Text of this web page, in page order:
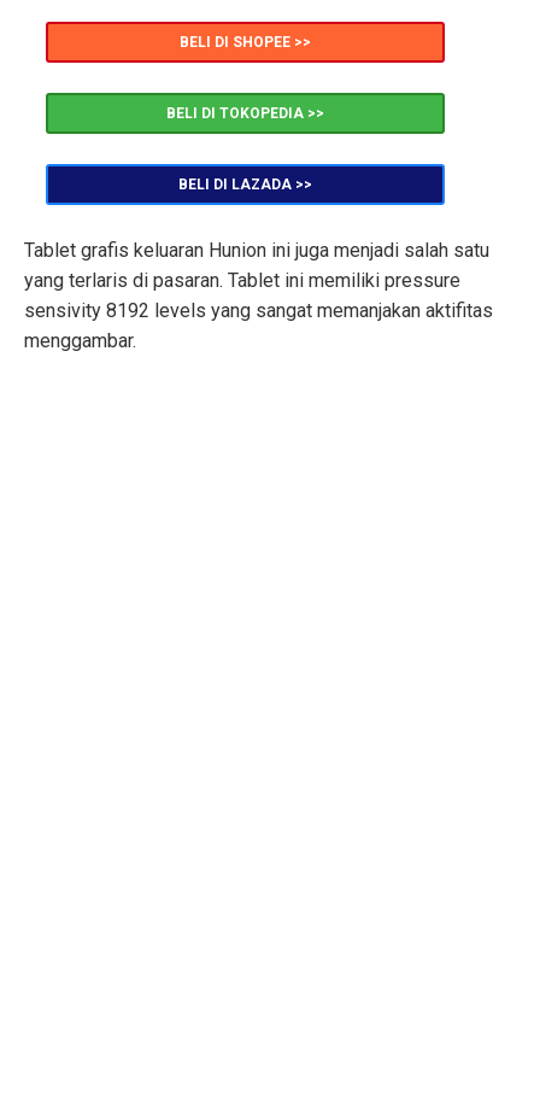
BELI DI SHOPEE >>
BELI DI TOKOPEDIA >>
BELI DI LAZADA >>
Tablet grafis keluaran Hunion ini juga menjadi salah satu
yang terlaris di pasaran. Tablet ini memiliki pressure
sensivity 8192 levels yang sangat memanjakan aktifitas
menggambar.